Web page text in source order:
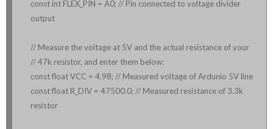
const int FLEX_PIN = A0; // Pin connected to voltage divider
output
// Measure the voltage at 5V and the actual resistance of your
// 47k resistor, and enter them below:
const float VCC = 4.98; // Measured voltage of Ardunio 5V line
const float R_DIV = 47500.0; // Measured resistance of 3.3k
resistor